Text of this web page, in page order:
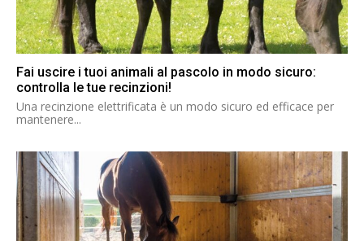
Fai uscire i tuoi animali al pascolo in modo sicuro:
controlla le tue recinzioni!
Una recinzione elettrificata è un modo sicuro ed efficace per
mantenere...